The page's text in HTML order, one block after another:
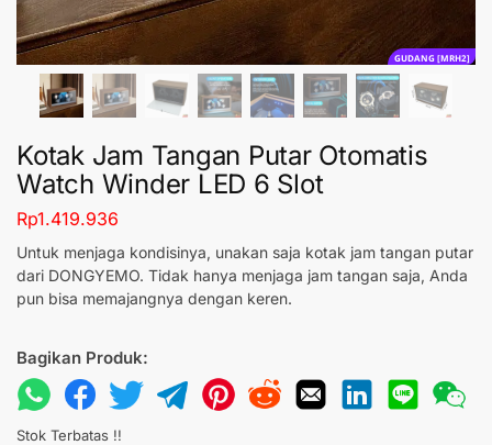
GUDANG [MRH2]
Kotak Jam Tangan Putar Otomatis
Watch Winder LED 6 Slot
Rp1.419.936
Untuk menjaga kondisinya, unakan saja kotak jam tangan putar
dari DONGYEMO. Tidak hanya menjaga jam tangan saja, Anda
pun bisa memajangnya dengan keren.
Bagikan Produk:
Stok Terbatas !!